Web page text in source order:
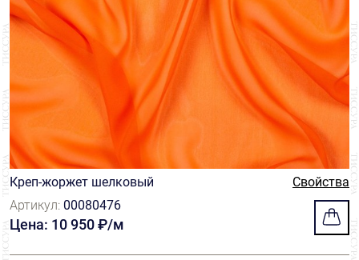
Креп-жоржет шелковый
Свойства
Артикул: 00080476
Цена: 10 950 ₽/м